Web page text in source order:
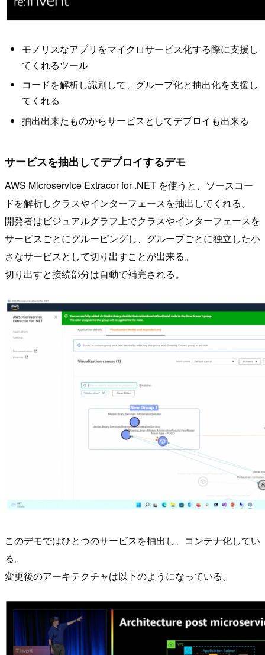
モノリスなアプリをマイクロサービス化する際に支援し
てくれるツール
コードを解析し識別して、グループ化と抽出化を支援し
てくれる
抽出出来たものからサービスとしてデプロイも出来る
サービスを抽出してデプロイするデモ
AWS Microservice Extracor for .NET を使うと、ソースコー
ドを解析しクラスやインターフェースを抽出してくれる。
開発者はビジュアルグラフ上でクラスやインターフェースを
サービスごとにグルーピングし、グループごとに独立した小
さなサービスとして切り出すことが出来る。
切り出すと接続部分は自動で補完される。
このデモではひとつのサービスを抽出し、コンテナ化してい
る。
変更後のアーキテクチャは以下のようになっている。